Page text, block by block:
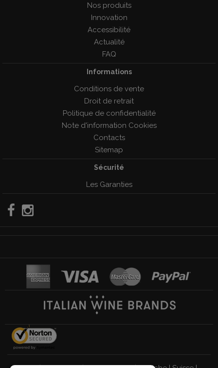
Nos produits
Innovation
Accessibilité
Actualité
FAQ
Informations
Conditions de vente
Droit de retrait
Politique de confidentialité
Note d'information Cookies
Contacts
Sitemap
Sécurité
Les Garanties